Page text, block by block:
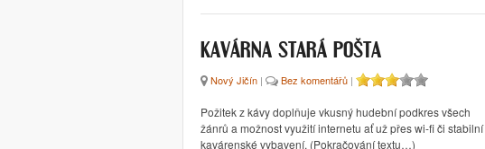
KAVÁRNA STARÁ POŠTA
Nový Jičín | Bez komentářů |
Požitek z kávy doplňuje vkusný hudební podkres všech
žánrů a možnost využití internetu ať už přes wi-fi či stabilní
kavárenské vybavení. (Pokračování textu…)